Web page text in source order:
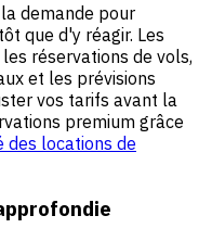
demande pour
que d'y réagir. Les
réservations de vols,
et les prévisions
vos tarifs avant la
premium grâce
des locations de